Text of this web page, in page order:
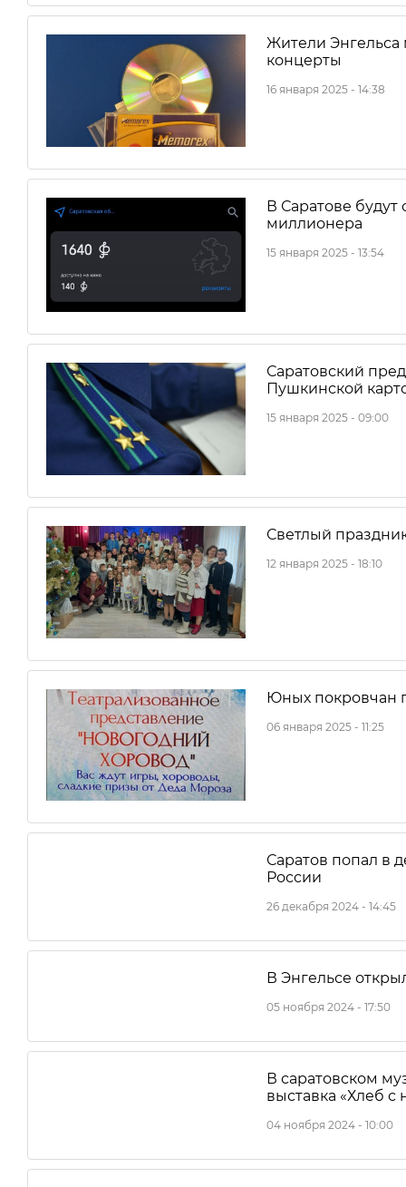
Жители Энгельса
концерты
16 января 2025 - 14:38
В Саратове будут
миллионера
15 января 2025 - 13:54
Саратовский
Пушкинской
15 января 2025 - 09:00
Светлый
12 января 2025 - 18:10
Юных покровчан
06 января 2025 - 11:25
Саратов попал в
России
26 декабря 2024 - 14:45
В Энгельсе
05 ноября 2024 - 17:50
В саратовском
выставка «Хлеб с
04 ноября 2024 - 10:00